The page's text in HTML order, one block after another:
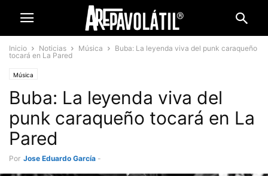
Inicio Noticias Música
Buba: La leyenda viva del punk caraqueño
tocará en La Pared
Música
Buba: La leyenda viva del
punk caraqueño tocará en La
Pared
Por Jose Eduardo García -